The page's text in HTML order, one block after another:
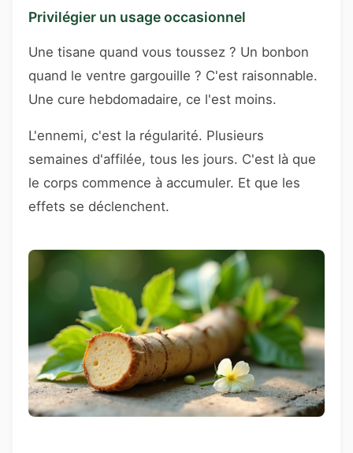
Privilégier un usage occasionnel
Une tisane quand vous toussez ? Un bonbon
quand le ventre gargouille ? C'est raisonnable.
Une cure hebdomadaire, ce l'est moins.
L'ennemi, c'est la régularité. Plusieurs
semaines d'affilée, tous les jours. C'est là que
le corps commence à accumuler. Et que les
effets se déclenchent.